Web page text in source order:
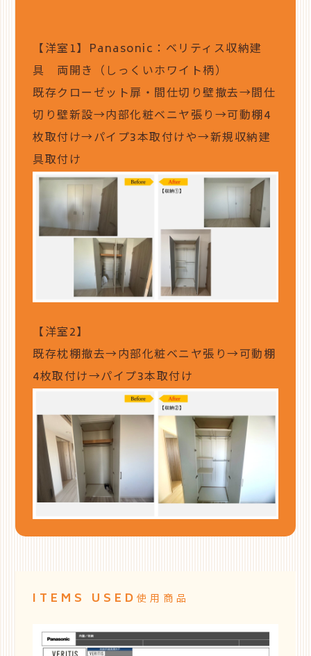
【洋室1】Panasonic：ベリティス収納建
具 両開き（しっくいホワイト柄）
既存クローゼット扉・間仕切り壁撤去→間仕
切り壁新設→内部化粧ベニヤ張り→可動棚4
枚取付け→パイプ3本取付けや→新規収納建
具取付け
【洋室2】
既存枕棚撤去→内部化粧ベニヤ張り→可動棚
4枚取付け→パイプ3本取付け
ITEMS USED使用商品